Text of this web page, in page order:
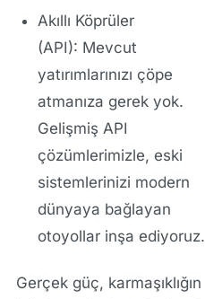
Akıllı Köprüler
(API): Mevcut
yatırımlarınızı çöpe
atmanıza gerek yok.
Gelişmiş API
çözümlerimizle, eski
sistemlerinizi modern
dünyaya bağlayan
otoyollar inşa ediyoruz.
Gerçek güç, karmaşıklığın